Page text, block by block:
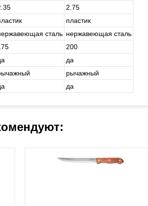
2.75
пла­стик
сталь не­ржа­ве­ю­щая сталь
200
да
ры­чаж­ный
да